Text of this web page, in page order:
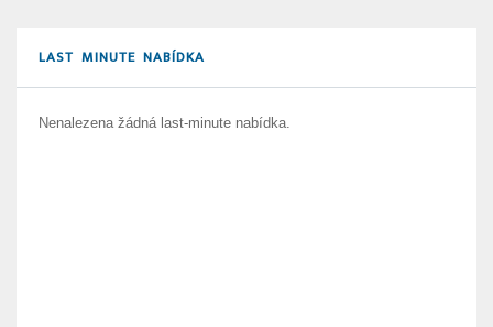
LAST MINUTE NABÍDKA
Nenalezena žádná last-minute nabídka.